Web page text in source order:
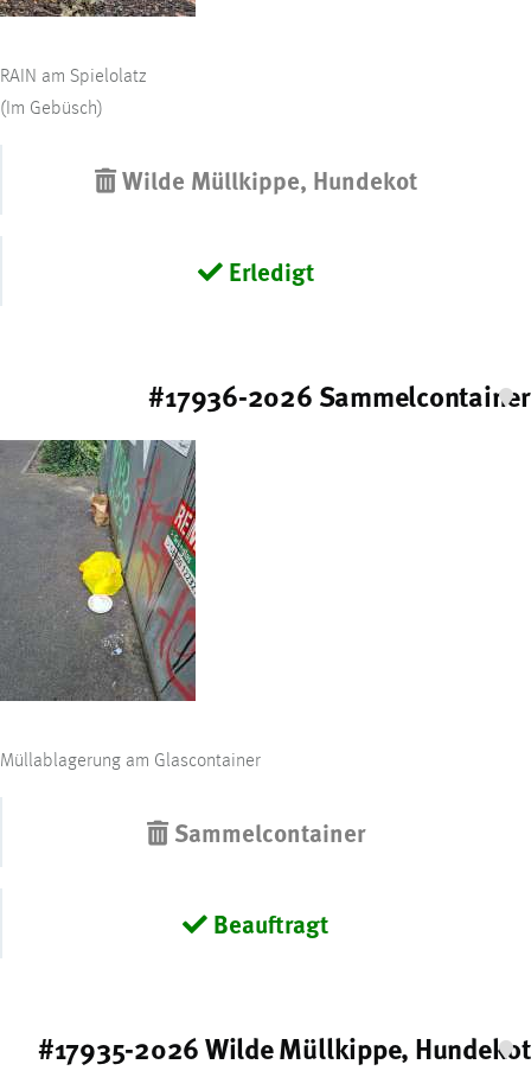
RAIN am Spielolatz
(Im Gebüsch)
Wilde Müllkippe, Hundekot
Erledigt
#17936-2026 Sammelcontainer
Müllablagerung am Glascontainer
Sammelcontainer
Beauftragt
#17935-2026 Wilde Müllkippe, Hundekot